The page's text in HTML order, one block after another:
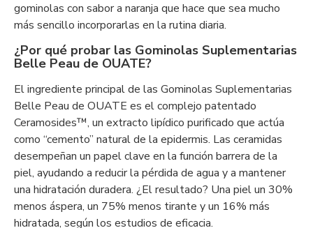
gominolas con sabor a naranja que hace que sea mucho
más sencillo incorporarlas en la rutina diaria.
¿Por qué probar las Gominolas Suplementarias
Belle Peau de OUATE?
El ingrediente principal de las Gominolas Suplementarias
Belle Peau de OUATE es el complejo patentado
Ceramosides™, un extracto lipídico purificado que actúa
como “cemento” natural de la epidermis. Las ceramidas
desempeñan un papel clave en la función barrera de la
piel, ayudando a reducir la pérdida de agua y a mantener
una hidratación duradera. ¿El resultado? Una piel un 30%
menos áspera, un 75% menos tirante y un 16% más
hidratada, según los estudios de eficacia.